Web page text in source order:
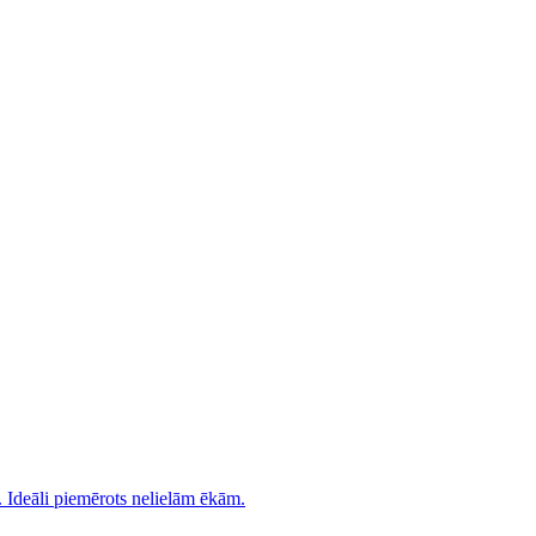
piemērots nelielām ēkām.